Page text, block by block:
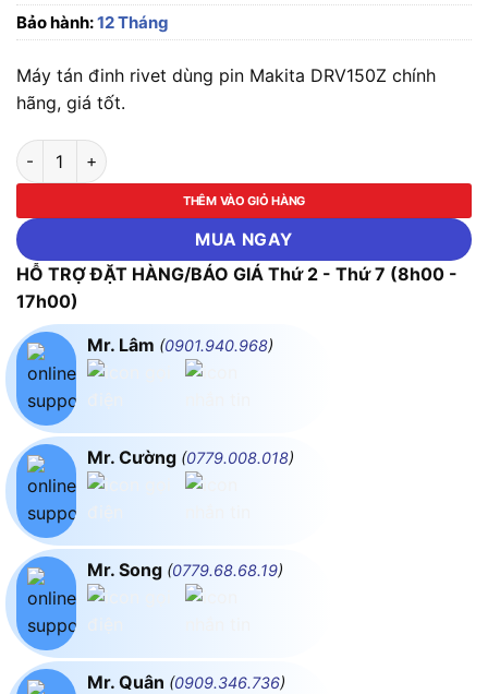
Bảo hành:12 Tháng
Máy tán đinh rivet dùng pin Makita DRV150Z chính
hãng, giá tốt.
Máy tán đinh rivet dùng pin Makita DRV150Z (Chưa kèm Pin &
THÊM VÀO GIỎ HÀNG
MUA NGAY
HỖ TRỢ ĐẶT HÀNG/BÁO GIÁ Thứ 2 - Thứ 7 (8h00 -
17h00)
Mr. Lâm (0901.940.968)
Mr. Cường (0779.008.018)
Mr. Song (0779.68.68.19)
Mr. Quân (0909.346.736)